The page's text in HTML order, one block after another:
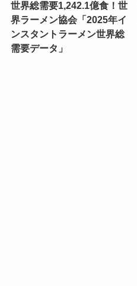
世界総需要1,242.1億食！世
界ラーメン協会「2025年イ
ンスタントラーメン世界総
需要データ」